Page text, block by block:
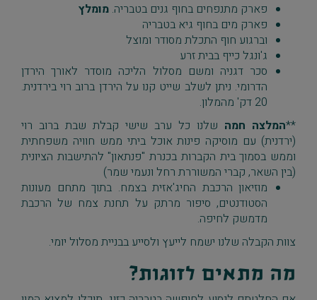
פארק מתנפחים בחוף גנים בטבריה. מומלץ
פארק מים בחוף גיא בטבריה
וברגוע חוף התכלת מסודר ומוצל
ג'ונגל כייף בבית זרע
סכר דגניה ומשם מסלול הליכה מוסדר לאורך הירדן
הדרומי. ניתן לשלב שייט קנו על הירדן ברוב רוי בירדנית.
20 דק' מהמלון.
**המלצה חמה שלנו כל ערב שישי קבלת שבת ברוב רוי
(ירדנית) עם מוסיקה פינות אוכל ביתי ממש חוויה משפחתית
וממש בסמוך בית הקברות בכנרת "פנתאון" להתישבות הציונית
(בין השאר, קברי המשוררת רחל ונעמי שמר)
מוזיאון הרכבת החיג'אזית בצמח. בתוך מתחם מעונות
הסטודנטים, סיפור מרתק על תחנת צמח של הרכבת
מדמשק לחיפה.
צוות הקבלה שלנו ישמח לייעץ ולסייע בבניית מסלול יומי.
מה מתאים לזוגות?